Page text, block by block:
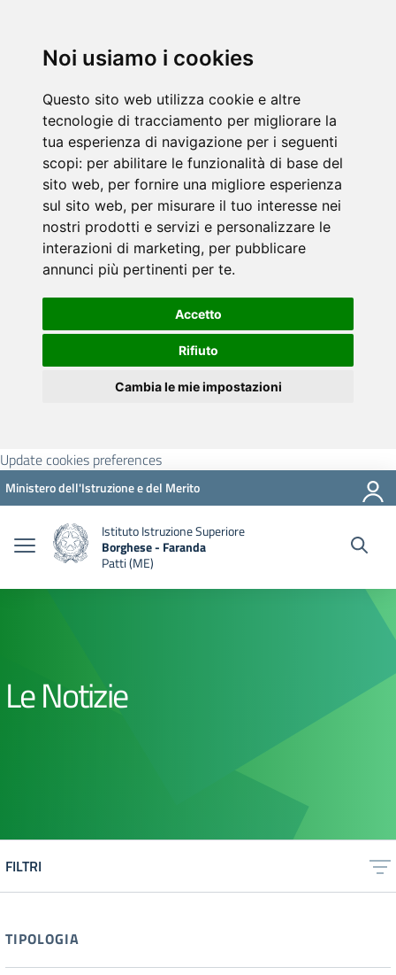
Noi usiamo i cookies
Questo sito web utilizza cookie e altre
tecnologie di tracciamento per migliorare la
tua esperienza di navigazione per i seguenti
scopi: per abilitare le funzionalità di base del
sito web, per fornire una migliore esperienza
sul sito web, per misurare il tuo interesse nei
nostri prodotti e servizi e personalizzare le
interazioni di marketing, per pubblicare
annunci più pertinenti per te.
Accetto
Rifiuto
Cambia le mie impostazioni
Update cookies preferences
Ministero dell'Istruzione e del Merito
Istituto Istruzione Superiore
Borghese - Faranda
Patti (ME)
Le Notizie
FILTRI
TIPOLOGIA